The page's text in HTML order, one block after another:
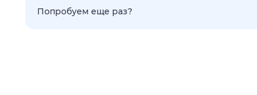
Попробуем еще раз?